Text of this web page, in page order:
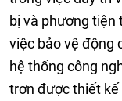
bị và phương tiện
việc bảo vệ động
hệ thống công
trơn được thiết